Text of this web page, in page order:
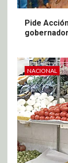
Pide
NACIONAL